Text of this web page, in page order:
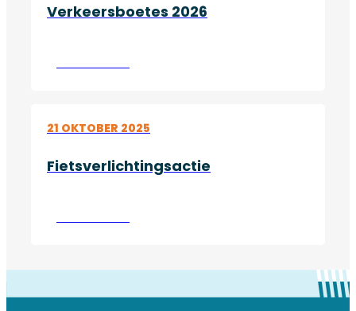
Verkeersboetes 2026
21 OKTOBER 2025
Fietsverlichtingsactie
Lees verder